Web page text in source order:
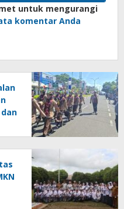
untuk mengurangi
komentar Anda